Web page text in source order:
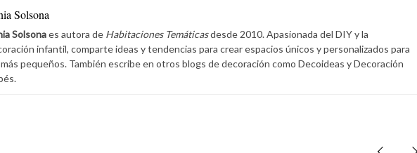
Solsona
Solsonaes autora de Habitaciones Temáticasdesde 2010. Apasionada del DIY y la
infantil, comparte ideas y tendencias para crear espacios únicos y personalizados para
pequeños. También escribe en otros blogs de decoración como Decoideas y Decoración